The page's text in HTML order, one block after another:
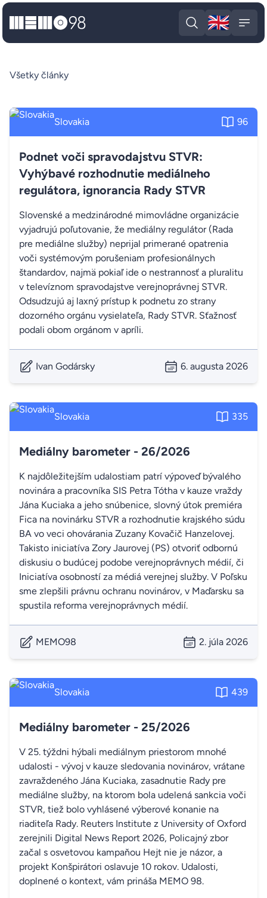
MEMO98
Open search
🇬🇧
Všetky články
Slovakia 96
Podnet voči spravodajstvu STVR:
Vyhýbavé rozhodnutie mediálneho
regulátora, ignorancia Rady STVR
Slovenské a medzinárodné mimovládne organizácie
vyjadrujú poľutovanie, že mediálny regulátor (Rada
pre mediálne služby) neprijal primerané opatrenia
voči systémovým porušeniam profesionálnych
štandardov, najmä pokiaľ ide o nestrannosť a pluralitu
v televíznom spravodajstve verejnoprávnej STVR.
Odsudzujú aj laxný prístup k podnetu zo strany
dozorného orgánu vysielateľa, Rady STVR. Sťažnosť
podali obom orgánom v apríli.
Ivan Godársky 6. augusta 2026
Slovakia 335
Mediálny barometer - 26/2026
K najdôležitejším udalostiam patrí výpoveď bývalého
novinára a pracovníka SIS Petra Tótha v kauze vraždy
Jána Kuciaka a jeho snúbenice, slovný útok premiéra
Fica na novinárku STVR a rozhodnutie krajského súdu
BA vo veci ohovárania Zuzany Kovačič Hanzelovej.
Takisto iniciatíva Zory Jaurovej (PS) otvoriť odbornú
diskusiu o budúcej podobe verejnoprávnych médií, či
Iniciatíva osobností za médiá verejnej služby. V Poľsku
sme zlepšili právnu ochranu novinárov, v Maďarsku sa
spustila reforma verejnoprávnych médií.
MEMO98 2. júla 2026
Slovakia 439
Mediálny barometer - 25/2026
V 25. týždni hýbali mediálnym priestorom mnohé
udalosti - vývoj v kauze sledovania novinárov, vrátane
zavraždeného Jána Kuciaka, zasadnutie Rady pre
mediálne služby, na ktorom bola udelená sankcia voči
STVR, tiež bolo vyhlásené výberové konanie na
riaditeľa Rady. Reuters Institute z University of Oxford
zerejnili Digital News Report 2026, Policajný zbor
začal s osvetovou kampaňou Hejt nie je názor, a
projekt Konšpirátori oslavuje 10 rokov. Udalosti,
doplnené o kontext, vám prináša MEMO 98.